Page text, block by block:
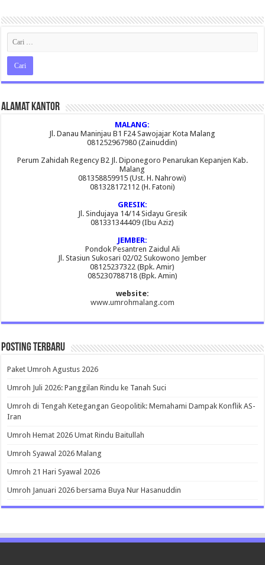
Alamat Kantor
MALANG:
Jl. Danau Maninjau B1 F24 Sawojajar Kota Malang
081252967980 (Zainuddin)
Perum Zahidah Regency B2 Jl. Diponegoro Penarukan Kepanjen Kab.
Malang
081358859915 (Ust. H. Nahrowi)
081328172112 (H. Fatoni)
GRESIK:
Jl. Sindujaya 14/14 Sidayu Gresik
081331344409 (Ibu Aziz)
JEMBER:
Pondok Pesantren Zaidul Ali
Jl. Stasiun Sukosari 02/02 Sukowono Jember
08125237322 (Bpk. Amir)
085230788718 (Bpk. Amin)
website:
www.umrohmalang.com
Posting Terbaru
Paket Umroh Agustus 2026
Umroh Juli 2026: Panggilan Rindu ke Tanah Suci
Umroh di Tengah Ketegangan Geopolitik: Memahami Dampak Konflik AS-
Iran
Umroh Hemat 2026 Umat Rindu Baitullah
Umroh Syawal 2026 Malang
Umroh 21 Hari Syawal 2026
Umroh Januari 2026 bersama Buya Nur Hasanuddin